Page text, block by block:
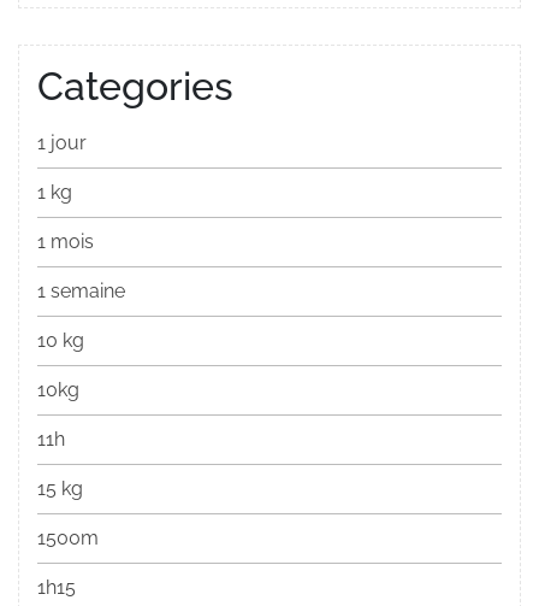
Categories
1 jour
1 kg
1 mois
1 semaine
10 kg
10kg
11h
15 kg
1500m
1h15